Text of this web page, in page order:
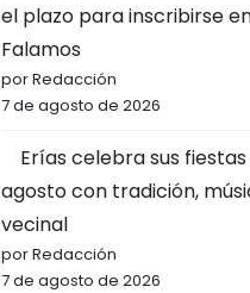
el plazo para inscribirse
Falamos
por Redacción
7 de agosto de 2026
Erías celebra sus
agosto con tradición,
vecinal
por Redacción
7 de agosto de 2026